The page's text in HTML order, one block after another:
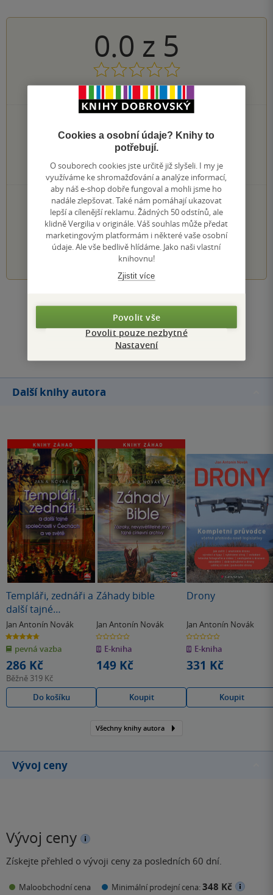
0.0 z 5
0hodnocení čtenářů
0×
4 hvězdičky
0×
3 hvězdičky
0×
1 hvezdička
PŘIDEJTE SVÉ HODNOCENÍ KNIHY
Hodnocení našich knihkupců: 0.0 z 5
1 2 3 4 5
Zobrazit všechna hodnocení
Přidat hodnocení
Další knihy autora
Templáři, zednáři a
další tajné
společnosti v
Čechách a ve světě
Jan Antonín Novák
4.7
z
5
hvězdiček
pevná vazba
286 Kč
Běžně 319 Kč
Do košíku
Záhady bible
Jan Antonín Novák
0.0
z
5
hvězdiček
E-kniha
149 Kč
Koupit
Drony
Jan Antonín Novák
0.0
z
5
hvězdiček
E-kniha
331 Kč
Koupit
Všechny knihy autora
Vývoj ceny
Vývoj ceny
Získejte přehled o vývoji ceny za posledních 60 dní.
Maloobchodní cena Minimální prodejní cena:348 Kč
Cookies a osobní údaje? Knihy to
potřebují.
O souborech cookies jste určitě již slyšeli. I my je
využíváme ke shromažďování a analýze informací,
aby náš e-shop dobře fungoval a mohli jsme ho
nadále zlepšovat. Také nám pomáhají ukazovat
lepší a cílenější reklamu. Žádných 50 odstínů, ale
klidně Vergilia v originále. Váš souhlas může předat
marketingovým platformám i některé vaše osobní
údaje. Ale vše bedlivě hlídáme. Jako naši vlastní
knihovnu!
Zjistit více
Povolit vše
Povolit pouze nezbytné
Nastavení